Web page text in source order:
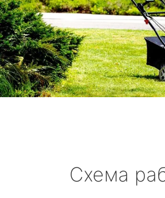
Схема